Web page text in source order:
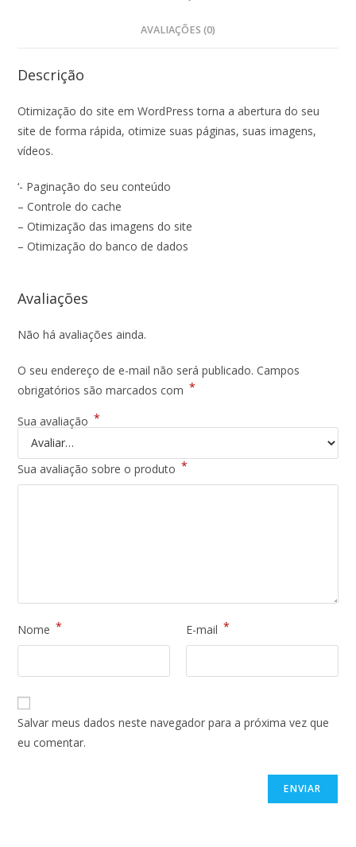
AVALIAÇÕES (0)
Descrição
Otimização do site em WordPress torna a abertura do seu
site de forma rápida, otimize suas páginas, suas imagens,
vídeos.
‘- Paginação do seu conteúdo
– Controle do cache
– Otimização das imagens do site
– Otimização do banco de dados
Avaliações
Não há avaliações ainda.
O seu endereço de e-mail não será publicado. Campos
obrigatórios são marcados com *
Sua avaliação *
Sua avaliação sobre o produto *
Nome * E-mail *
Salvar meus dados neste navegador para a próxima vez que
eu comentar.